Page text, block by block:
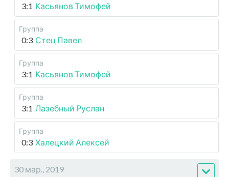
3:1 Касьянов Тимофей
Группа
0:3 Стец Павел
Группа
3:1 Касьянов Тимофей
Группа
3:1 Лазебный Руслан
Группа
0:3 Халецкий Алексей
30 мар., 2019